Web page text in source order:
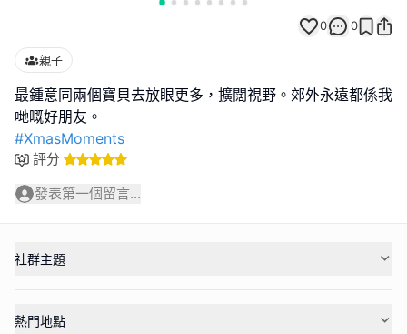
0 0
親子
最鍾意同兩個寶貝去放眼更多，擴闊視野。郊外永遠都係我
#XmasMoments
評分
發表第一個留言...
社群主題
熱門地點